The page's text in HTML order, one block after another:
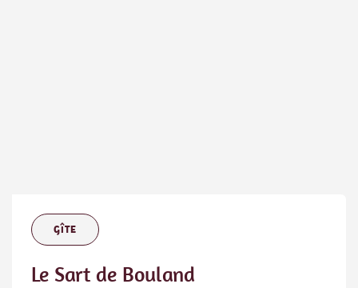
GÎTE
Le Sart de Bouland